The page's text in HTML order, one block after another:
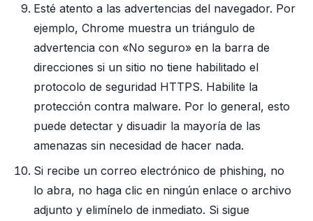
Esté atento a las advertencias del navegador. Por
ejemplo, Chrome muestra un triángulo de
advertencia con «No seguro» en la barra de
direcciones si un sitio no tiene habilitado el
protocolo de seguridad HTTPS. Habilite la
protección contra malware. Por lo general, esto
puede detectar y disuadir la mayoría de las
amenazas sin necesidad de hacer nada.
Si recibe un correo electrónico de phishing, no
lo abra, no haga clic en ningún enlace o archivo
adjunto y elimínelo de inmediato. Si sigue